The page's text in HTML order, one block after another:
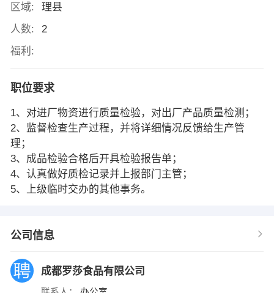
区域:
理县
人数:
2
福利:
职位要求
1、对进厂物资进行质量检验，对出厂产品质量检测；
2、监督检查生产过程，并将详细情况反馈给生产管
理；
3、成品检验合格后开具检验报告单；
4、认真做好质检记录并上报部门主管；
5、上级临时交办的其他事务。
公司信息
成都罗莎食品有限公司